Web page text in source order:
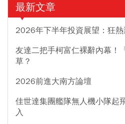
最新文章
2026年下半年投資展望：狂
友達二把手柯富仁裸辭內幕！
草？
2026前進大南方論壇
佳世達集團艦隊無人機小隊起
入